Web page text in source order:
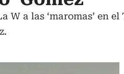
W a las ‘maromas’ en